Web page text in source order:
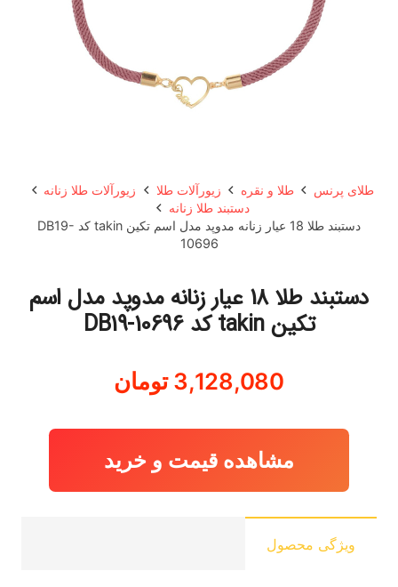
طلای پرنس طلا و نقره زیورآلات طلا
زیورآلات طلا زنانه
دستبند طلا زنانه
دستبند طلا 18 عیار زنانه مدوپد مدل اسم تکین takin کد DB19-
10696
دستبند طلا 18 عیار زنانه مدوپد مدل اسم
تکین takin کد DB19-10696
3,128,080 تومان
مشاهده قیمت و خرید
ویژگی محصول